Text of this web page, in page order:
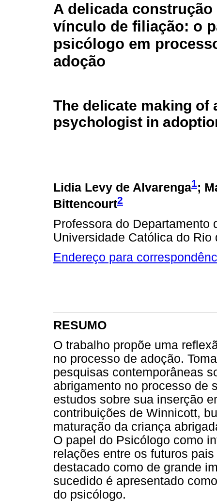
A delicada construção
vínculo de filiação: o
psicólogo em
adoção
The delicate making
psychologist in
Lidia Levy de Alvarenga1;
Bittencourt2
Professora do
Universidade Católica do Rio
Endereço para
RESUMO
O trabalho propõe uma
no processo de adoção.
pesquisas contemporâneas
abrigamento no processo de
estudos sobre sua inserção
contribuições de Winnicott,
maturação da criança
O papel do Psicólogo como
relações entre os futuros
destacado como de grande
sucedido é apresentado
do psicólogo.